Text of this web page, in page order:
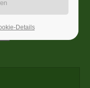
Bitte addieren Sie 5
Details